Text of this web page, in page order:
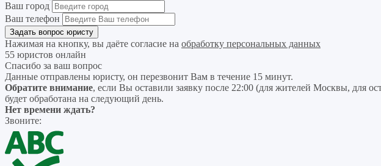
Ваш город
Ваш телефон
Нажимая на кнопку, вы даёте согласие на обработку персональных данных
55 юристов онлайн
Спасибо за ваш вопрос
Данные отправлены юристу, он перезвонит Вам в течение 15 минут.
Обратите внимание, если Вы оставили заявку после 22:00 (для жителей Москвы, для
будет обработана на следующий день.
Нет времени ждать?
Звоните: